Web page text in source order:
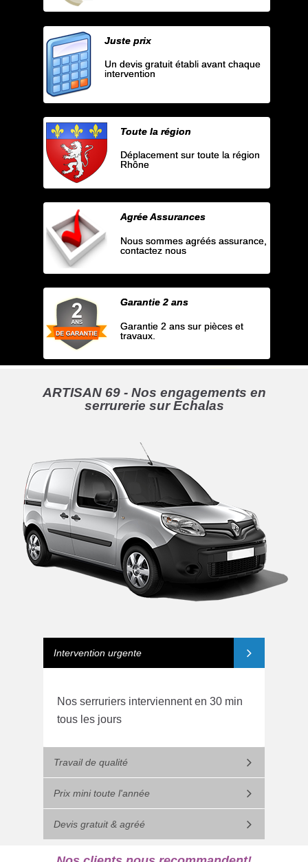
Juste prix
Un devis gratuit établi avant chaque
intervention
Toute la région
Déplacement sur toute la région
Rhône
Agrée Assurances
Nous sommes agréés assurance,
contactez nous
Garantie 2 ans
Garantie 2 ans sur pièces et
travaux.
ARTISAN 69 - Nos engagements en
serrurerie sur Echalas
Intervention urgente
Nos serruriers interviennent en 30 min
tous les jours
Travail de qualité
Prix mini toute l'année
Devis gratuit & agréé